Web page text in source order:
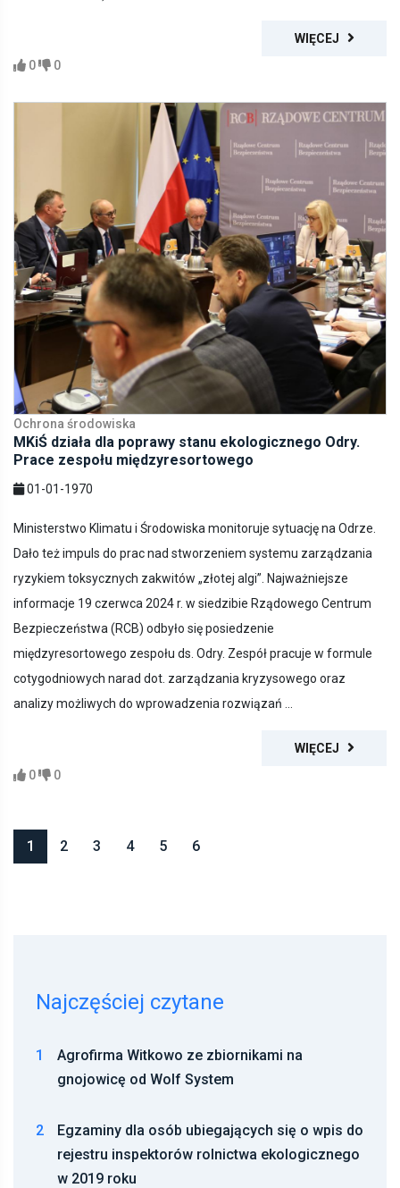
WIĘCEJ
0
0
Ochrona środowiska
MKiŚ działa dla poprawy stanu ekologicznego Odry.
Prace zespołu międzyresortowego
01-01-1970
Ministerstwo Klimatu i Środowiska monitoruje sytuację na Odrze.
Dało też impuls do prac nad stworzeniem systemu zarządzania
ryzykiem toksycznych zakwitów „złotej algi”. Najważniejsze
informacje 19 czerwca 2024 r. w siedzibie Rządowego Centrum
Bezpieczeństwa (RCB) odbyło się posiedzenie
międzyresortowego zespołu ds. Odry. Zespół pracuje w formule
cotygodniowych narad dot. zarządzania kryzysowego oraz
analizy możliwych do wprowadzenia rozwiązań ...
WIĘCEJ
0
0
1 2 3 4 5 6
Najczęściej czytane
1
Agrofirma Witkowo ze zbiornikami na
gnojowicę od Wolf System
2
Egzaminy dla osób ubiegających się o wpis do
rejestru inspektorów rolnictwa ekologicznego
w 2019 roku